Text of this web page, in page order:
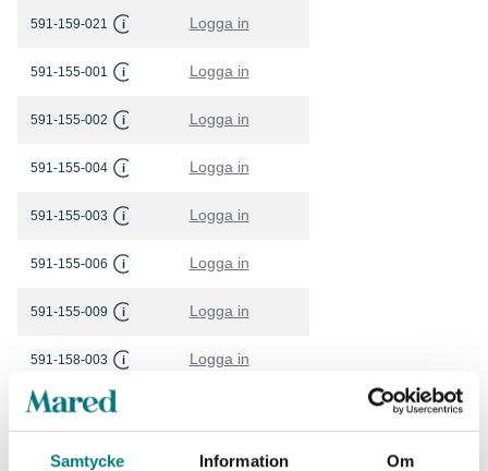
Samtycke Information Om
591-159-021 i Logga in
591-155-001 i Logga in
591-155-002 i Logga in
591-155-004 i Logga in
591-155-003 i Logga in
591-155-006 i Logga in
591-155-009 i Logga in
591-158-003 i Logga in
591-155-007
591-155-022 i Logga in